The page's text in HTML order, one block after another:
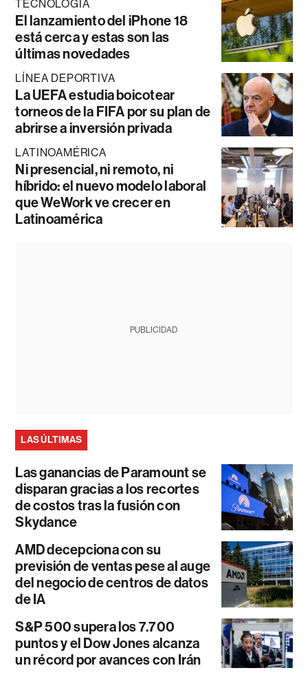
TECNOLOGÍA
El lanzamiento del iPhone 18
está cerca y estas son las
últimas novedades
LÍNEA DEPORTIVA
La UEFA estudia boicotear
torneos de la FIFA por su plan de
abrirse a inversión privada
LATINOAMÉRICA
Ni presencial, ni remoto, ni
híbrido: el nuevo modelo laboral
que WeWork ve crecer en
Latinoamérica
PUBLICIDAD
LAS ÚLTIMAS
Las ganancias de Paramount se
disparan gracias a los recortes
de costos tras la fusión con
Skydance
AMD decepciona con su
previsión de ventas pese al auge
del negocio de centros de datos
de IA
S&P 500 supera los 7.700
puntos y el Dow Jones alcanza
un récord por avances con Irán